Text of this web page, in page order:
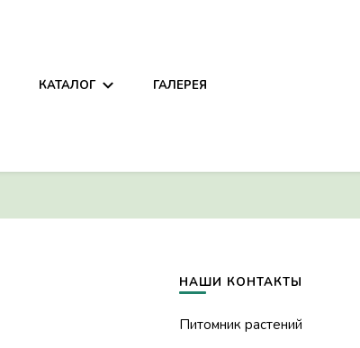
КАТАЛОГ ГАЛЕРЕЯ
НАШИ КОНТАКТЫ
Питомник растений